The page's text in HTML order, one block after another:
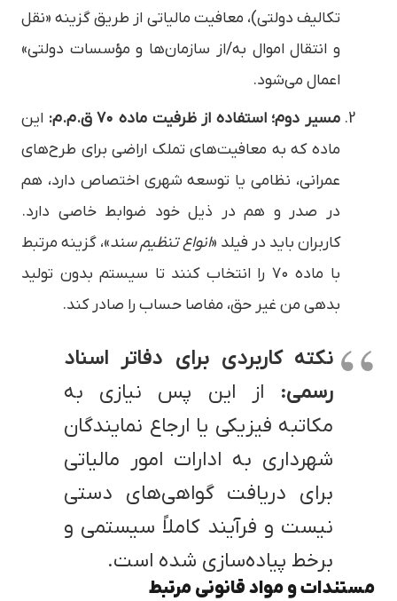
تکالیف دولتی)، معافیت مالیاتی از طریق گزینه «نقل
و انتقال اموال به/از سازمان‌ها و مؤسسات دولتی»
اعمال می‌شود.
مسیر دوم؛ استفاده از ظرفیت ماده ۷۰ ق.م.م:
این
ماده که به معافیت‌های تملک اراضی برای طرح‌های
عمرانی، نظامی یا توسعه شهری اختصاص دارد، هم
در صدر و هم در ذیل خود ضوابط خاصی دارد.
کاربران باید در فیلد «انواع تنظیم سند»، گزینه مرتبط
با ماده ۷۰ را انتخاب کنند تا سیستم بدون تولید
بدهی من غیر حق، مفاصا حساب را صادر کند.
نکته کاربردی برای دفاتر اسناد
رسمی: از این پس نیازی به
مکاتبه فیزیکی یا ارجاع نمایندگان
شهرداری به ادارات امور مالیاتی
برای دریافت گواهی‌های دستی
نیست و فرآیند کاملاً سیستمی و
برخط پیاده‌سازی شده است.
مستندات و مواد قانونی مرتبط